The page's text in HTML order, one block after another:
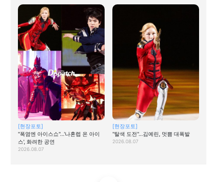
[현장포토]
"폭염엔 아이스쇼"…'나혼렙 온 아이
스', 화려한 공연
2026.08.07
[현장포토]
"탈색 도전"…김예린, 멋쁨 대폭발
2026.08.07